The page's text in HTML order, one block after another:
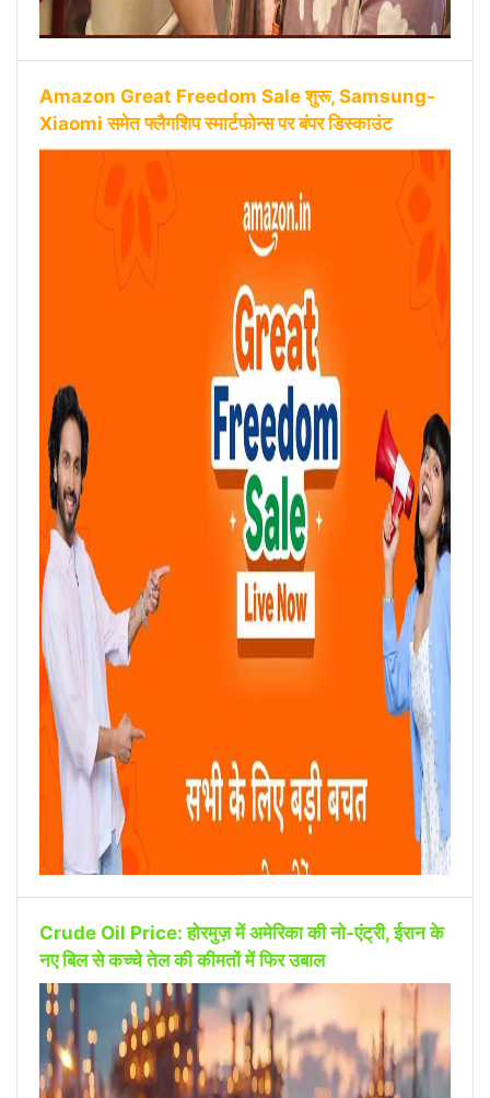
Amazon Great Freedom Sale शुरू, Samsung-
Xiaomi समेत फ्लैगशिप स्मार्टफोन्स पर बंपर डिस्काउंट
Crude Oil Price: होरमुज़ में अमेरिका की नो-एंट्री, ईरान के
नए बिल से कच्चे तेल की कीमतों में फिर उबाल